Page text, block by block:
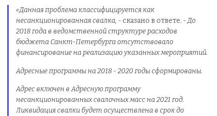
«Данная проблема классифицируется как
несанкционированная свалка, - сказано в ответе. - До
2018 года в ведомственной структуре расходов
бюджета Санкт-Петербурга отсутствовало
финансирование на реализацию указанных мероприятий.
Адресные программы на 2018 - 2020 годы сформированы.
Адрес включен в Адресную программу
несанкционированных свалочных масс на 2021 год.
Ликвидация свалки будет осуществлена в срок до